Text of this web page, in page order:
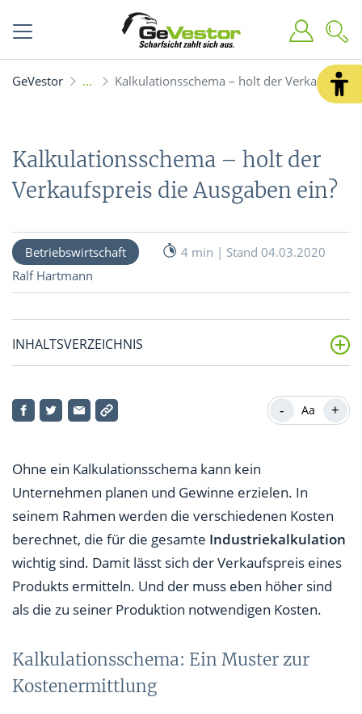
GeVestor Kalkulationsschema – holt der
Kalkulationsschema – holt der
Verkaufspreis die Ausgaben ein?
Betriebswirtschaft
4 min | Stand 04.03.2020
Ralf Hartmann
INHALTSVERZEICHNIS
Kostenermittlung
- Aa +
Ohne ein Kalkulationsschema kann kein
Unternehmen planen und Gewinne erzielen. In
seinem Rahmen werden die verschiedenen Kosten
berechnet, die für die gesamte Industriekalkulation
wichtig sind. Damit lässt sich der Verkaufspreis eines
Produkts ermitteln. Und der muss eben höher sind
als die zu seiner Produktion notwendigen Kosten.
Kalkulationsschema: Ein Muster zur
Kostenermittlung